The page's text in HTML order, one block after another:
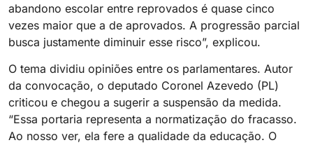
abandono escolar entre reprovados é quase cinco
vezes maior que a de aprovados. A progressão parcial
busca justamente diminuir esse risco”, explicou.
O tema dividiu opiniões entre os parlamentares. Autor
da convocação, o deputado Coronel Azevedo (PL)
criticou e chegou a sugerir a suspensão da medida.
“Essa portaria representa a normatização do fracasso.
Ao nosso ver, ela fere a qualidade da educação. O